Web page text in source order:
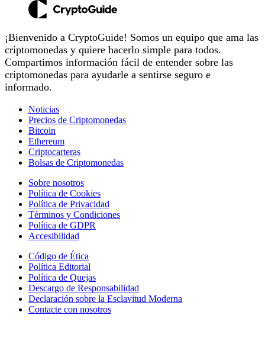
¡Bienvenido a CryptoGuide! Somos un equipo que ama las
criptomonedas y quiere hacerlo simple para todos.
Compartimos información fácil de entender sobre las
criptomonedas para ayudarle a sentirse seguro e
informado.
Noticias
Precios de Criptomonedas
Bitcoin
Ethereum
Criptocarteras
Bolsas de Criptomonedas
Sobre nosotros
Política de Cookies
Política de Privacidad
Términos y Condiciones
Política de GDPR
Accesibilidad
Código de Ética
Política Editorial
Política de Quejas
Descargo de Responsabilidad
Declaración sobre la Esclavitud Moderna
Contacte con nosotros